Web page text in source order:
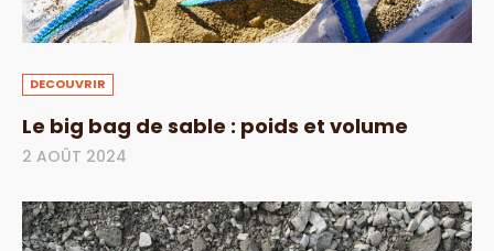
DECOUVRIR
Le big bag de sable : poids et volume
2 AOÛT 2024